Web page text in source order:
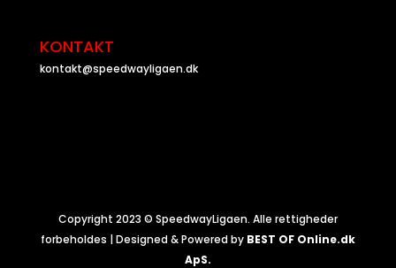
KONTAKT
kontakt@speedwayligaen.dk
Copyright 2023 © SpeedwayLigaen. Alle rettigheder
forbeholdes | Designed & Powered by BEST OF Online.dk
ApS.